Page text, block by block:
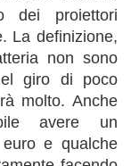
dei proiettori
La definizione,
non sono
giro di poco
molto. Anche
avere un
e qualche